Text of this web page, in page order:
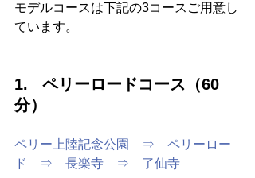
モデルコースは下記の3コースご用意し
ています。
1.   ペリーロードコース（60
分）
ペリー上陸記念公園　⇒　ペリーロー
ド　⇒　長楽寺　⇒　了仙寺